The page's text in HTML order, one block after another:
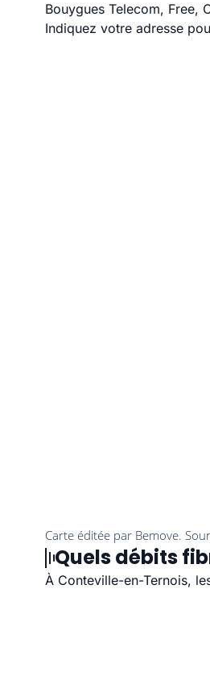
Bouygues Telecom, Free,
Indiquez votre adresse
Quels débits
À Conteville-en-Ternois,